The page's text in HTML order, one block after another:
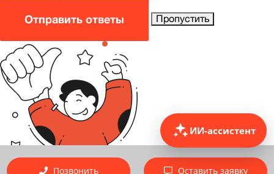
Отправить ответы Пропустить
Позвонить Оставить заявку
ИИ-ассистент